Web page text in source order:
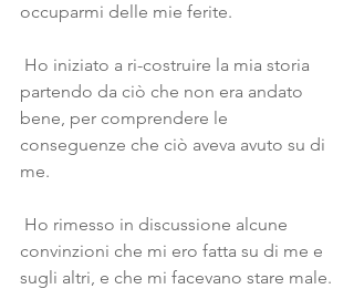
occuparmi delle mie ferite.
partendo da ciò che non era andato
bene, per comprendere le
conseguenze che ciò aveva avuto su di
me.
convinzioni che mi ero fatta su di me e
sugli altri, e che mi facevano stare male.